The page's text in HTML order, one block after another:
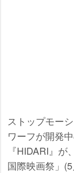
ストップモー
ワーフが開発
『HIDARI』が
国際映画祭」